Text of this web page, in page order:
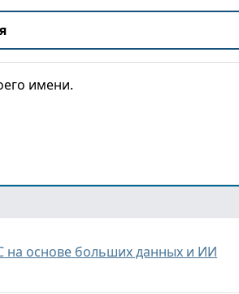
имени.
на основе больших данных и ИИ